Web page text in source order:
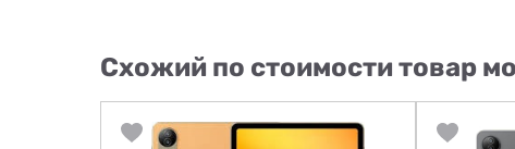
Схожий по стоимости товар